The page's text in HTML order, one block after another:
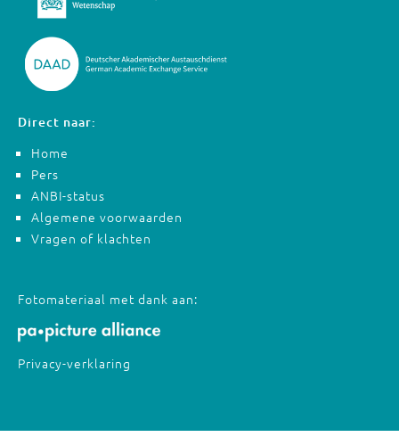
Direct naar:
Home
Pers
ANBI-status
Algemene voorwaarden
Vragen of klachten
Fotomateriaal met dank aan:
Privacy-verklaring